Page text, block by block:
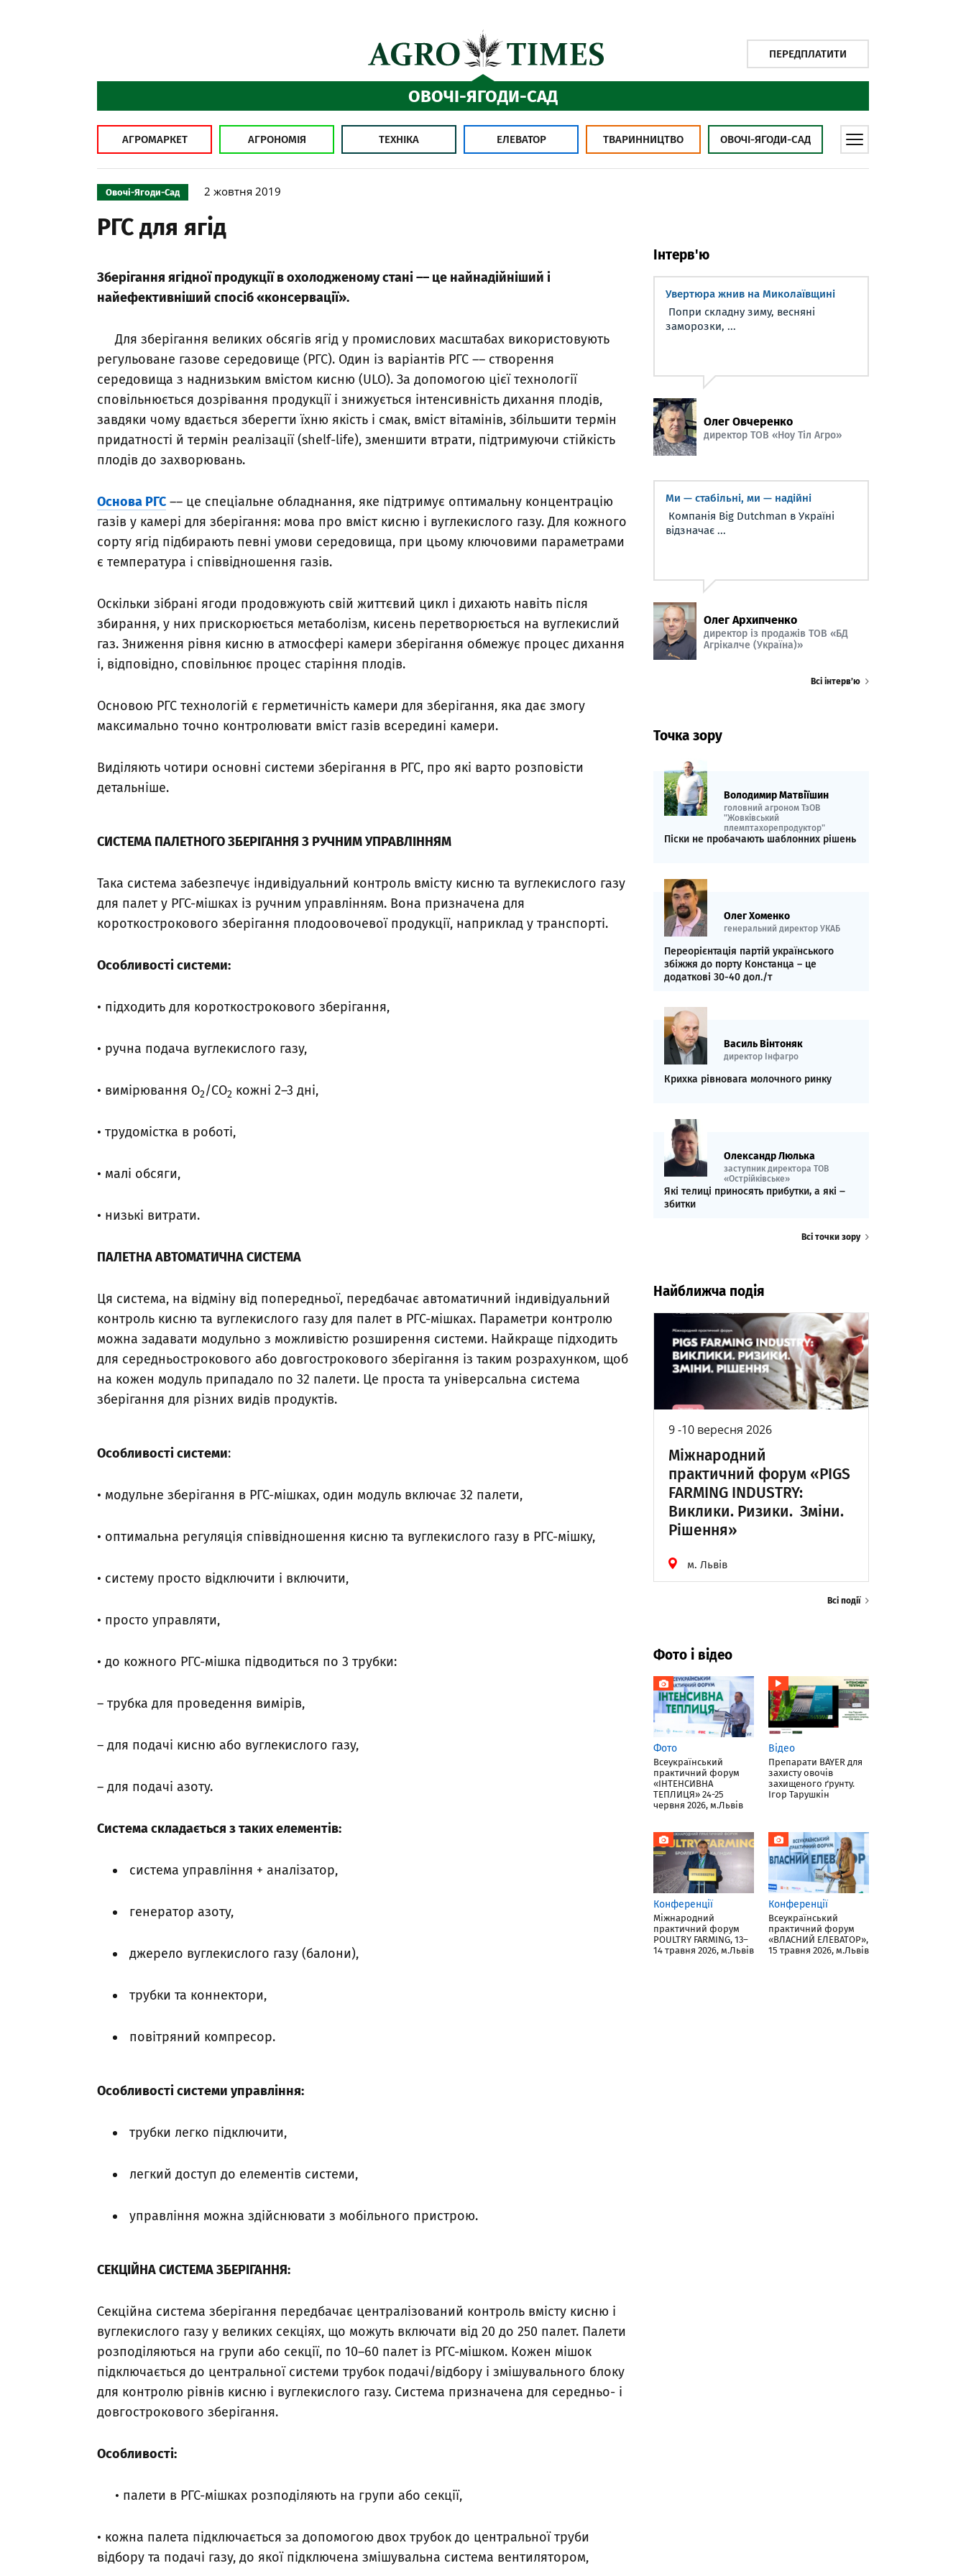
ПЕРЕДПЛАТИТИ
ОВОЧІ-ЯГОДИ-САД
АГРОМАРКЕТ АГРОНОМІЯ ТЕХНІКА ЕЛЕВАТОР ТВАРИННИЦТВО ОВОЧІ-ЯГОДИ-САД
Овочі-Ягоди-Сад 2 жовтня 2019
РГС для ягід
Зберігання ягідної продукції в охолодженому стані –– це найнадійніший і
найефективніший спосіб «консервації».
Для зберігання великих обсягів ягід у промислових масштабах використовують
регульоване газове середовище (РГС). Один із варіантів РГС –– створення
середовища з наднизьким вмістом кисню (ULO). За допомогою цієї технології
сповільнюється дозрівання продукції і знижується інтенсивність дихання плодів,
завдяки чому вдається зберегти їхню якість і смак, вміст вітамінів, збільшити термін
придатності й термін реалізації (shelf-life), зменшити втрати, підтримуючи стійкість
плодів до захворювань.
Основа РГС –– це спеціальне обладнання, яке підтримує оптимальну концентрацію
газів у камері для зберігання: мова про вміст кисню і вуглекислого газу. Для кожного
сорту ягід підбирають певні умови середовища, при цьому ключовими параметрами
є температура і співвідношення газів.
Оскільки зібрані ягоди продовжують свій життєвий цикл і дихають навіть після
збирання, у них прискорюється метаболізм, кисень перетворюється на вуглекислий
газ. Зниження рівня кисню в атмосфері камери зберігання обмежує процес дихання
і, відповідно, сповільнює процес старіння плодів.
Основою РГС технологій є герметичність камери для зберігання, яка дає змогу
максимально точно контролювати вміст газів всередині камери.
Виділяють чотири основні системи зберігання в РГС, про які варто розповісти
детальніше.
СИСТЕМА ПАЛЕТНОГО ЗБЕРІГАННЯ З РУЧНИМ УПРАВЛІННЯМ
Така система забезпечує індивідуальний контроль вмісту кисню та вуглекислого газу
для палет у РГС-мішках із ручним управлінням. Вона призначена для
короткострокового зберігання плодоовочевої продукції, наприклад у транспорті.
Особливості системи:
• підходить для короткострокового зберігання,
• ручна подача вуглекислого газу,
• вимірювання О2/СО2 кожні 2–3 дні,
• трудомістка в роботі,
• малі обсяги,
• низькі витрати.
ПАЛЕТНА АВТОМАТИЧНА СИСТЕМА
Ця система, на відміну від попередньої, передбачає автоматичний індивідуальний
контроль кисню та вуглекислого газу для палет в РГС-мішках. Параметри контролю
можна задавати модульно з можливістю розширення системи. Найкраще підходить
для середньострокового або довгострокового зберігання із таким розрахунком, щоб
на кожен модуль припадало по 32 палети. Це проста та універсальна система
зберігання для різних видів продуктів.
Особливості системи:
• модульне зберігання в РГС-мішках, один модуль включає 32 палети,
• оптимальна регуляція співвідношення кисню та вуглекислого газу в РГС-мішку,
• систему просто відключити і включити,
• просто управляти,
• до кожного РГС-мішка підводиться по 3 трубки:
– трубка для проведення вимірів,
– для подачі кисню або вуглекислого газу,
– для подачі азоту.
Система складається з таких елементів:
система управління + аналізатор,
генератор азоту,
джерело вуглекислого газу (балони),
трубки та коннектори,
повітряний компресор.
Особливості системи управління:
трубки легко підключити,
легкий доступ до елементів системи,
управління можна здійснювати з мобільного пристрою.
СЕКЦІЙНА СИСТЕМА ЗБЕРІГАННЯ:
Секційна система зберігання передбачає централізований контроль вмісту кисню і
вуглекислого газу у великих секціях, що можуть включати від 20 до 250 палет. Палети
розподіляються на групи або секції, по 10–60 палет із РГС-мішком. Кожен мішок
підключається до центральної системи трубок подачі/відбору і змішувального блоку
для контролю рівнів кисню і вуглекислого газу. Система призначена для середньо- і
довгострокового зберігання.
Особливості:
• палети в РГС-мішках розподіляють на групи або секції,
• кожна палета підключається за допомогою двох трубок до центральної труби
відбору та подачі газу, до якої підключена змішувальна система вентилятором,
Інтерв'ю
Увертюра жнив на Миколаївщині
Попри складну зиму, весняні
заморозки, ...
Олег Овчеренко
директор ТОВ «Ноу Тіл Агро»
Ми — стабільні, ми — надійні
Компанія Big Dutchman в Україні
відзначає ...
Олег Архипченко
директор із продажів ТОВ «БД
Агрікалче (Україна)»
Всі інтерв’ю
Точка зору
Володимир Матвіїшин
головний агроном ТзОВ
"Жовківський
племптахорепродуктор"
Піски не пробачають шаблонних рішень
Олег Хоменко
генеральний директор УКАБ
Переорієнтація партій українського
збіжжя до порту Констанца – це
додаткові 30-40 дол./т
Василь Вінтоняк
директор Інфагро
Крихка рівновага молочного ринку
Олександр Люлька
заступник директора ТОВ
«Острійківське»
Які телиці приносять прибутки, а які ‒
збитки
Всі точки зору
Найближча подія
9 -10 вересня 2026
Міжнародний
практичний форум «PIGS
FARMING INDUSTRY:
Виклики. Ризики. Зміни.
Рішення»
м. Львів
Всі події
Фото і відео
Фото
Всеукраїнський
практичний форум
«ІНТЕНСИВНА
ТЕПЛИЦЯ» 24-25
червня 2026, м.Львів
Відео
Препарати BAYER для
захисту овочів
захищеного ґрунту.
Ігор Тарушкін
Конференції
Міжнародний
практичний форум
POULTRY FARMING, 13–
14 травня 2026, м.Львів
Конференції
Всеукраїнський
практичний форум
«ВЛАСНИЙ ЕЛЕВАТОР»,
15 травня 2026, м.Львів